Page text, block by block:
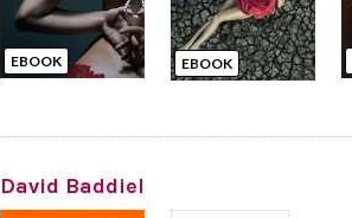
EBOOK EBOOK
David Baddiel